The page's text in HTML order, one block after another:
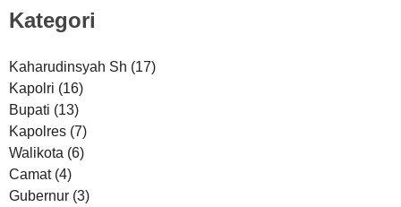
Kategori
Kaharudinsyah Sh (17)
Kapolri (16)
Bupati (13)
Kapolres (7)
Walikota (6)
Camat (4)
Gubernur (3)